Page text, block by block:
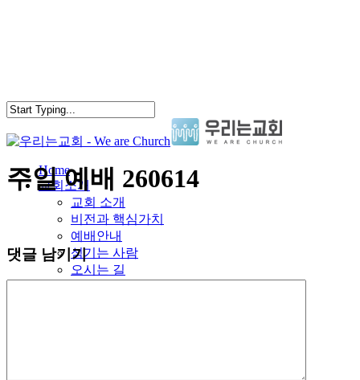
search
Menu Home
교회소개
교회 소개
비전과 핵심가치
예배안내
섬기는 사람
오시는 길
주일 예배 260614
댓글 남기기